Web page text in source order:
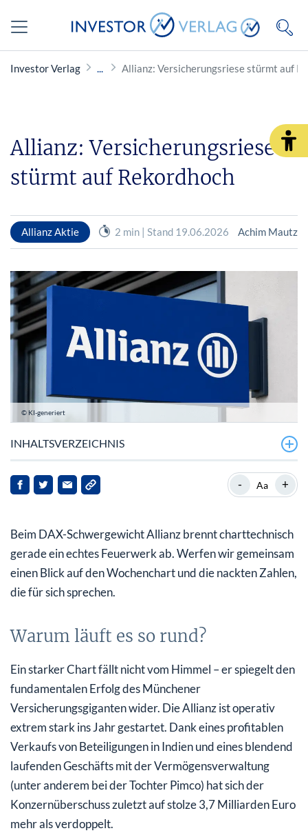
Investor Verlag Allianz: Versicherungsriese stürmt auf
Allianz: Versicherungsriese
stürmt auf Rekordhoch
Allianz Aktie 2 min | Stand 19.06.2026 Achim Mautz
© KI-generiert
INHALTSVERZEICHNIS
Warum läuft es so rund?
Fazit
- Aa +
Beim DAX-Schwergewicht Allianz brennt charttechnisch
gerade ein echtes Feuerwerk ab. Werfen wir gemeinsam
einen Blick auf den Wochenchart und die nackten Zahlen,
die für sich sprechen.
Warum läuft es so rund?
Ein starker Chart fällt nicht vom Himmel – er spiegelt den
fundamentalen Erfolg des Münchener
Versicherungsgiganten wider. Die Allianz ist operativ
extrem stark ins Jahr gestartet. Dank eines profitablen
Verkaufs von Beteiligungen in Indien und eines blendend
laufenden Geschäfts mit der Vermögensverwaltung
(unter anderem bei der Tochter Pimco) hat sich der
Konzernüberschuss zuletzt auf stolze 3,7 Milliarden Euro
mehr als verdoppelt.